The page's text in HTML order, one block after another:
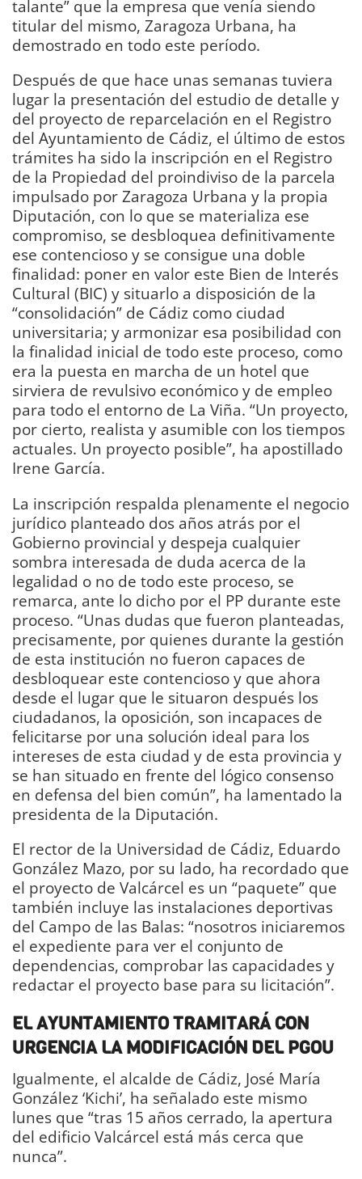
talante” que la empresa que venía siendo
titular del mismo, Zaragoza Urbana, ha
demostrado en todo este período.
Después de que hace unas semanas tuviera
lugar la presentación del estudio de detalle y
del proyecto de reparcelación en el Registro
del Ayuntamiento de Cádiz, el último de estos
trámites ha sido la inscripción en el Registro
de la Propiedad del proindiviso de la parcela
impulsado por Zaragoza Urbana y la propia
Diputación, con lo que se materializa ese
compromiso, se desbloquea definitivamente
ese contencioso y se consigue una doble
finalidad: poner en valor este Bien de Interés
Cultural (BIC) y situarlo a disposición de la
“consolidación” de Cádiz como ciudad
universitaria; y armonizar esa posibilidad con
la finalidad inicial de todo este proceso, como
era la puesta en marcha de un hotel que
sirviera de revulsivo económico y de empleo
para todo el entorno de La Viña. “Un proyecto,
por cierto, realista y asumible con los tiempos
actuales. Un proyecto posible”, ha apostillado
Irene García.
La inscripción respalda plenamente el negocio
jurídico planteado dos años atrás por el
Gobierno provincial y despeja cualquier
sombra interesada de duda acerca de la
legalidad o no de todo este proceso, se
remarca, ante lo dicho por el PP durante este
proceso. “Unas dudas que fueron planteadas,
precisamente, por quienes durante la gestión
de esta institución no fueron capaces de
desbloquear este contencioso y que ahora
desde el lugar que le situaron después los
ciudadanos, la oposición, son incapaces de
felicitarse por una solución ideal para los
intereses de esta ciudad y de esta provincia y
se han situado en frente del lógico consenso
en defensa del bien común”, ha lamentado la
presidenta de la Diputación.
El rector de la Universidad de Cádiz, Eduardo
González Mazo, por su lado, ha recordado que
el proyecto de Valcárcel es un “paquete” que
también incluye las instalaciones deportivas
del Campo de las Balas: “nosotros iniciaremos
el expediente para ver el conjunto de
dependencias, comprobar las capacidades y
redactar el proyecto base para su licitación”.
EL AYUNTAMIENTO TRAMITARÁ CON
URGENCIA LA MODIFICACIÓN DEL PGOU
Igualmente, el alcalde de Cádiz, José María
González ‘Kichi’, ha señalado este mismo
lunes que “tras 15 años cerrado, la apertura
del edificio Valcárcel está más cerca que
nunca”.